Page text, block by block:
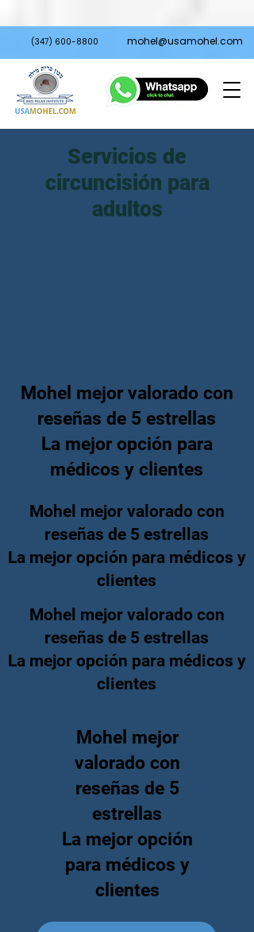
(347) 600-8800 mohel@usamohel.com
Servicios de
circuncisión para
adultos
Mohel mejor valorado con
reseñas de 5 estrellas
La mejor opción para
médicos y clientes
Mohel mejor valorado con
reseñas de 5 estrellas
La mejor opción para médicos y
clientes
Mohel mejor valorado con
reseñas de 5 estrellas
La mejor opción para médicos y
clientes
Mohel mejor
valorado con
reseñas de 5
estrellas
La mejor opción
para médicos y
clientes